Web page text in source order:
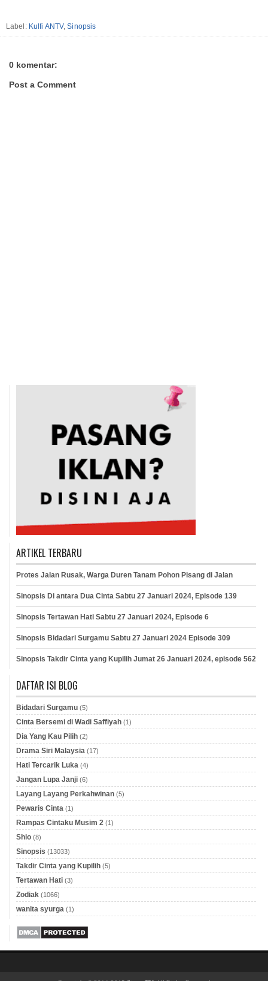
Label: Kulfi ANTV,Sinopsis
0 komentar:
Post a Comment
ARTIKEL TERBARU
Protes Jalan Rusak, Warga Duren Tanam Pohon Pisang di Jalan
Sinopsis Di antara Dua Cinta Sabtu 27 Januari 2024, Episode 139
Sinopsis Tertawan Hati Sabtu 27 Januari 2024, Episode 6
Sinopsis Bidadari Surgamu Sabtu 27 Januari 2024 Episode 309
Sinopsis Takdir Cinta yang Kupilih Jumat 26 Januari 2024, episode 562
DAFTAR ISI BLOG
Bidadari Surgamu (5)
Cinta Bersemi di Wadi Saffiyah (1)
Dia Yang Kau Pilih (2)
Drama Siri Malaysia (17)
Hati Tercarik Luka (4)
Jangan Lupa Janji (6)
Layang Layang Perkahwinan (5)
Pewaris Cinta (1)
Rampas Cintaku Musim 2 (1)
Shio (8)
Sinopsis (13033)
Takdir Cinta yang Kupilih (5)
Tertawan Hati (3)
Zodiak (1066)
wanita syurga (1)